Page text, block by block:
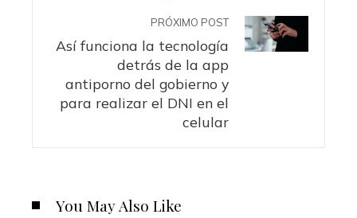
PRÓXIMO POST
Así funciona la tecnología
detrás de la app
antiporno del gobierno y
para realizar el DNI en el
celular
You May Also Like